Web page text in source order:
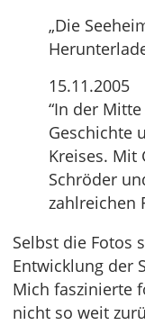
„Die
15.11.2005
“In der
Geschichte
Kreises. Mit
Schröder
zahlreichen
Selbst die Fotos
Entwicklung der
Mich faszinierte
nicht so weit